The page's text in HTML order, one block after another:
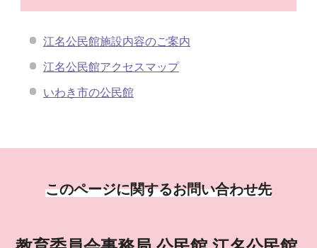
江名公民館施設内容のご案内
江名公民館アクセスマップ
いわき市の公民館
このページに関するお問い合わせ先